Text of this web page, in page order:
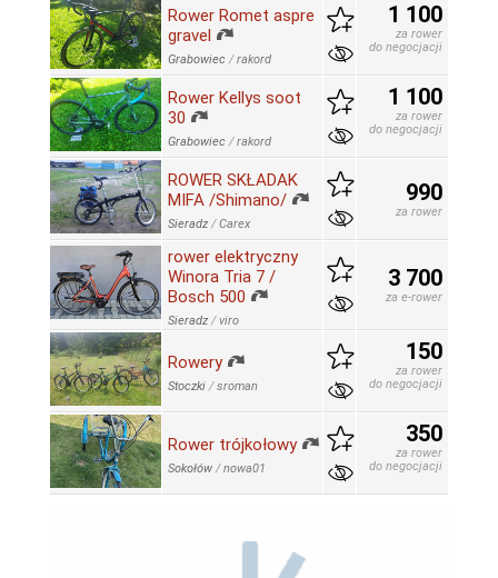
Rower Romet aspre
gravel
Grabowiec /rakord
1 100
za rower
do negocjacji
Rower Kellys soot
30
Grabowiec /rakord
1 100
za rower
do negocjacji
ROWER SKŁADAK
MIFA /Shimano/
Sieradz /Carex
990
za rower
rower elektryczny
Winora Tria 7 /
Bosch 500
Sieradz /viro
3 700
za e-rower
Rowery
Stoczki /sroman
150
za rower
do negocjacji
Rower trójkołowy
Sokołów /nowa01
350
za rower
do negocjacji